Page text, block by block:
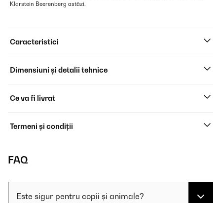
Klarstein Beerenberg astăzi.
Caracteristici
Dimensiuni și detalii tehnice
Ce va fi livrat
Termeni și condiții
FAQ
Este sigur pentru copii și animale?